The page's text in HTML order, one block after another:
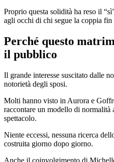
Proprio questa solidità ha reso il
agli occhi di chi segue la coppia fin
Perché questo
il pubblico
Il grande interesse suscitato dalle
notorietà degli sposi.
Molti hanno visto in Aurora e
raccontare un modello di normalità
spettacolo.
Niente eccessi, nessuna ricerca
costruita giorno dopo giorno.